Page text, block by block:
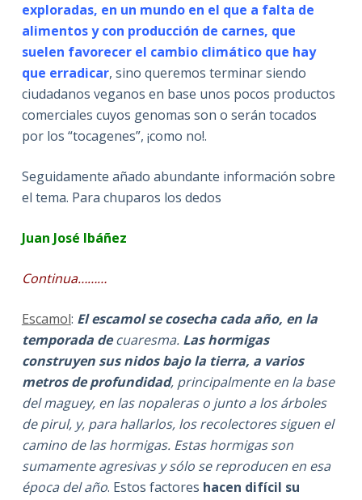
exploradas, en un mundo en el que a falta de
alimentos y con producción de carnes, que
suelen favorecer el cambio climático que hay
que erradicar, sino queremos terminar siendo
ciudadanos veganos en base unos pocos productos
comerciales cuyos genomas son o serán tocados
por los “tocagenes”, ¡como no!.
Seguidamente añado abundante información sobre
el tema. Para chuparos los dedos
Juan José Ibáñez
Continua………
Escamol: El escamol se cosecha cada año, en la
temporada decuaresma. Las hormigas
construyen sus nidos bajo la tierra, a varios
metros de profundidad, principalmente en la base
del maguey, en las nopaleras o junto a los árboles
de pirul, y, para hallarlos, los recolectores siguen el
camino de las hormigas. Estas hormigas son
sumamente agresivas y sólo se reproducen en esa
época del año. Estos factores hacen difícil su